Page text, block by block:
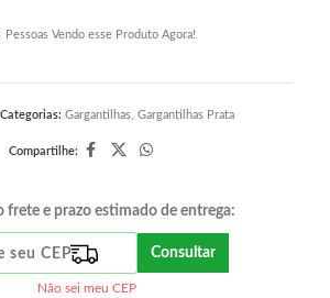
Pessoas Vendo esse Produto Agora!
Categorias: Gargantilhas, Gargantilhas Prata
Compartilhe:
frete e prazo estimado de entrega:
Consultar
Não sei meu CEP